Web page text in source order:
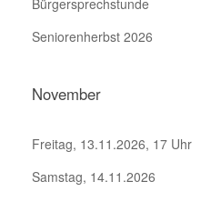
Bürgersprechstunde
Seniorenherbst 2026
November
Freitag, 13.11.2026, 17 Uhr
Samstag, 14.11.2026